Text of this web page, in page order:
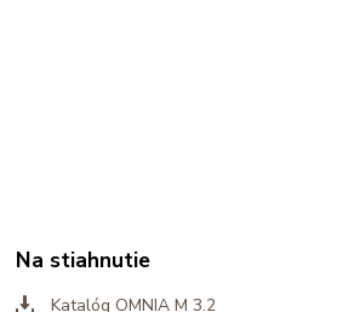
Na stiahnutie
Katalóg OMNIA M 3.2